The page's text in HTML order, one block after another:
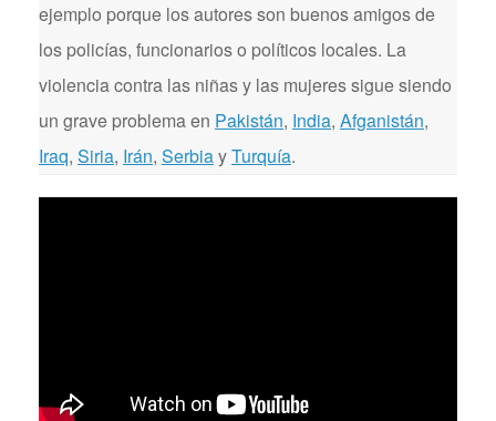
ejemplo porque los autores son buenos amigos de
los policías, funcionarios o políticos locales. La
violencia contra las niñas y las mujeres sigue siendo
un grave problema en Pakistán, India, Afganistán,
Iraq, Siria, Irán, SerbiayTurquía.